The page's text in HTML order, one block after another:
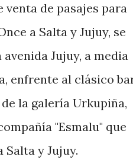
venta de pasajes para
a Salta y Jujuy, se
Jujuy, a media
enfrente al clásico
la galería Urkupiña,
"Esmalu" que
Salta y Jujuy.